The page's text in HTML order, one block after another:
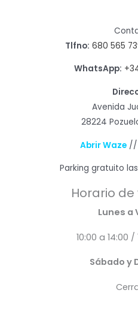
Tlfno: 680 565
WhatsApp:
Avenida
28224
Abrir Waze//
Parking gratuito
Horario
Lunes a
10:00 a 14:00 /
Sábado y